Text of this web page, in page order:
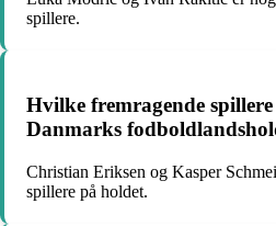
spillere.
Hvilke fremragende
Danmarks
Christian Eriksen og Kasper
spillere på holdet.